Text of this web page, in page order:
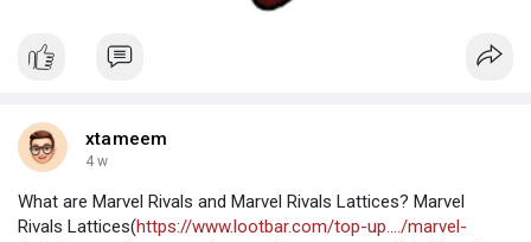
xtameem
4 w
What are Marvel Rivals and Marvel Rivals Lattices? Marvel
Rivals Lattices(https://www.lootbar.com/top-up..../marvel-